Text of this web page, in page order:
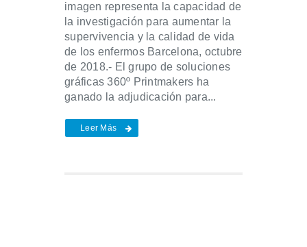
imagen representa la capacidad de
la investigación para aumentar la
supervivencia y la calidad de vida
de los enfermos Barcelona, octubre
de 2018.- El grupo de soluciones
gráficas 360º Printmakers ha
ganado la adjudicación para...
Leer Más